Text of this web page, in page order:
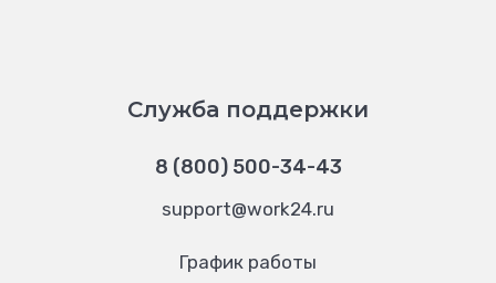
Служба поддержки
8 (800) 500-34-43
support@work24.ru
График работы